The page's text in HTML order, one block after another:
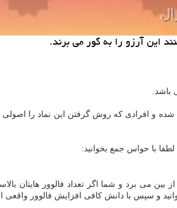
این آرزو را به گور می برند.
باشد.
و افرادی که روش گرفتن این نماد را اصولی
برد و شما اگر تعداد فالوور هایتان
و سپس با دانش کافی افزایش فالوور واقعی